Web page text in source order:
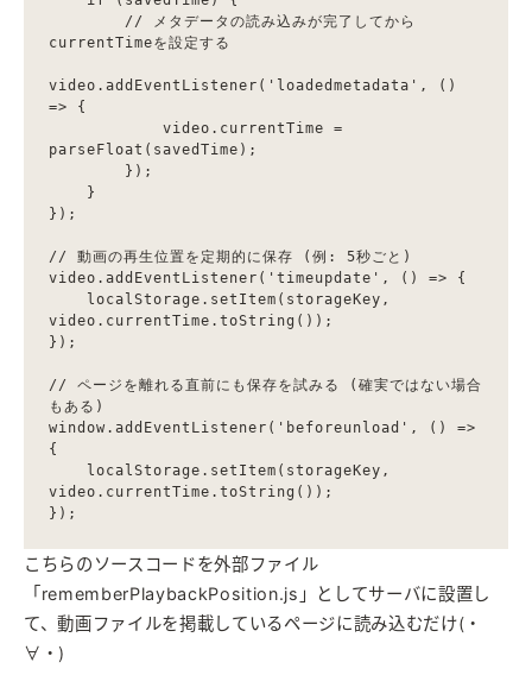
currentTimeを設定する
video.addEventListener('loadedmetadata', ()
=> {
parseFloat(savedTime);
});
// 動画の再生位置を定期的に保存 (例: 5秒ごと)
video.addEventListener('timeupdate', () => {
video.currentTime.toString());
});
// ページを離れる直前にも保存を試みる (確実ではない場合
もある)
window.addEventListener('beforeunload', () =>
{
video.currentTime.toString());
こちらのソースコードを外部ファイル
「rememberPlaybackPosition.js」としてサーバに設置し
て、動画ファイルを掲載しているページに読み込むだけ(・
∀・)